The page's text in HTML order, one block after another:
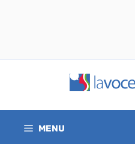
contenuto
MENU